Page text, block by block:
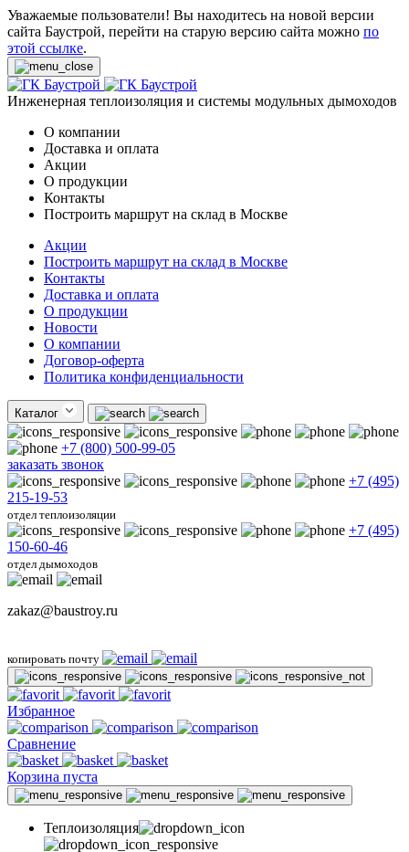
Уважаемые пользователи! Вы находитесь на новой версии
сайта Баустрой, перейти на старую версию сайта можно по
этой ссылке.
Инженерная теплоизоляция и системы модульных дымоходов
О компании
Доставка и оплата
Акции
О продукции
Контакты
Построить маршрут на склад в Москве
Акции
Построить маршрут на склад в Москве
Контакты
Доставка и оплата
О продукции
Новости
О компании
Договор-оферта
Политика конфиденциальности
Каталог
+7 (800) 500-99-05
заказать звонок
+7 (495)
215-19-53
отдел теплоизоляции
+7 (495)
150-60-46
отдел дымоходов
zakaz@baustroy.ru
копировать почту
Избранное
Сравнение
Корзина пуста
Теплоизоляция